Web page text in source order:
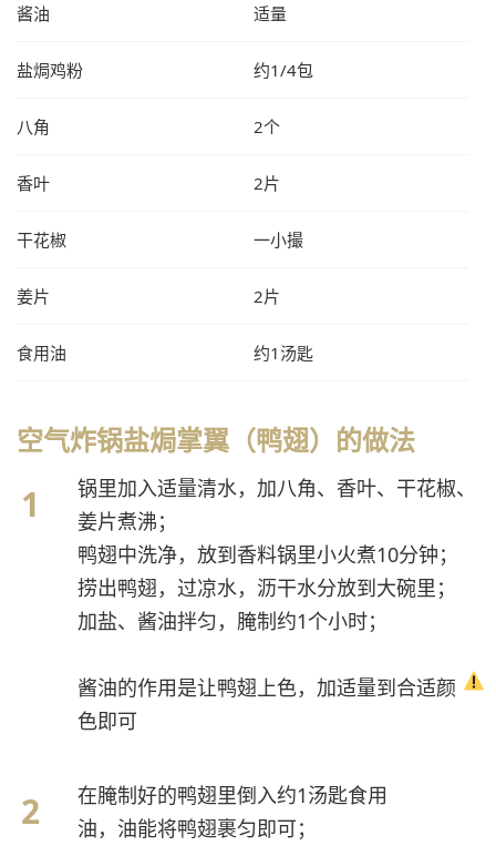
酱油 适量
盐焗鸡粉 约1/4包
八角 2个
香叶 2片
干花椒 一小撮
姜片 2片
食用油 约1汤匙
空气炸锅盐焗掌翼（鸭翅）的做法
锅里加入适量清水，加八角、香叶、干花椒、
姜片煮沸；
鸭翅中洗净，放到香料锅里小火煮10分钟；
捞出鸭翅，过凉水，沥干水分放到大碗里；
加盐、酱油拌匀，腌制约1个小时；
酱油的作用是让鸭翅上色，加适量到合适颜
色即可
在腌制好的鸭翅里倒入约1汤匙食用
油，油能将鸭翅裹匀即可；